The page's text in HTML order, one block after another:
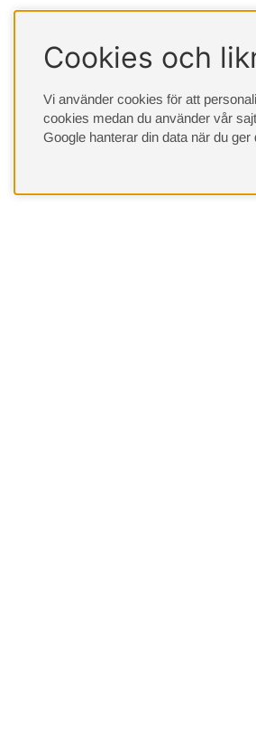
Cookies och
Vi använder cookies för att
cookies medan du använder vår
Google hanterar din data när du ger